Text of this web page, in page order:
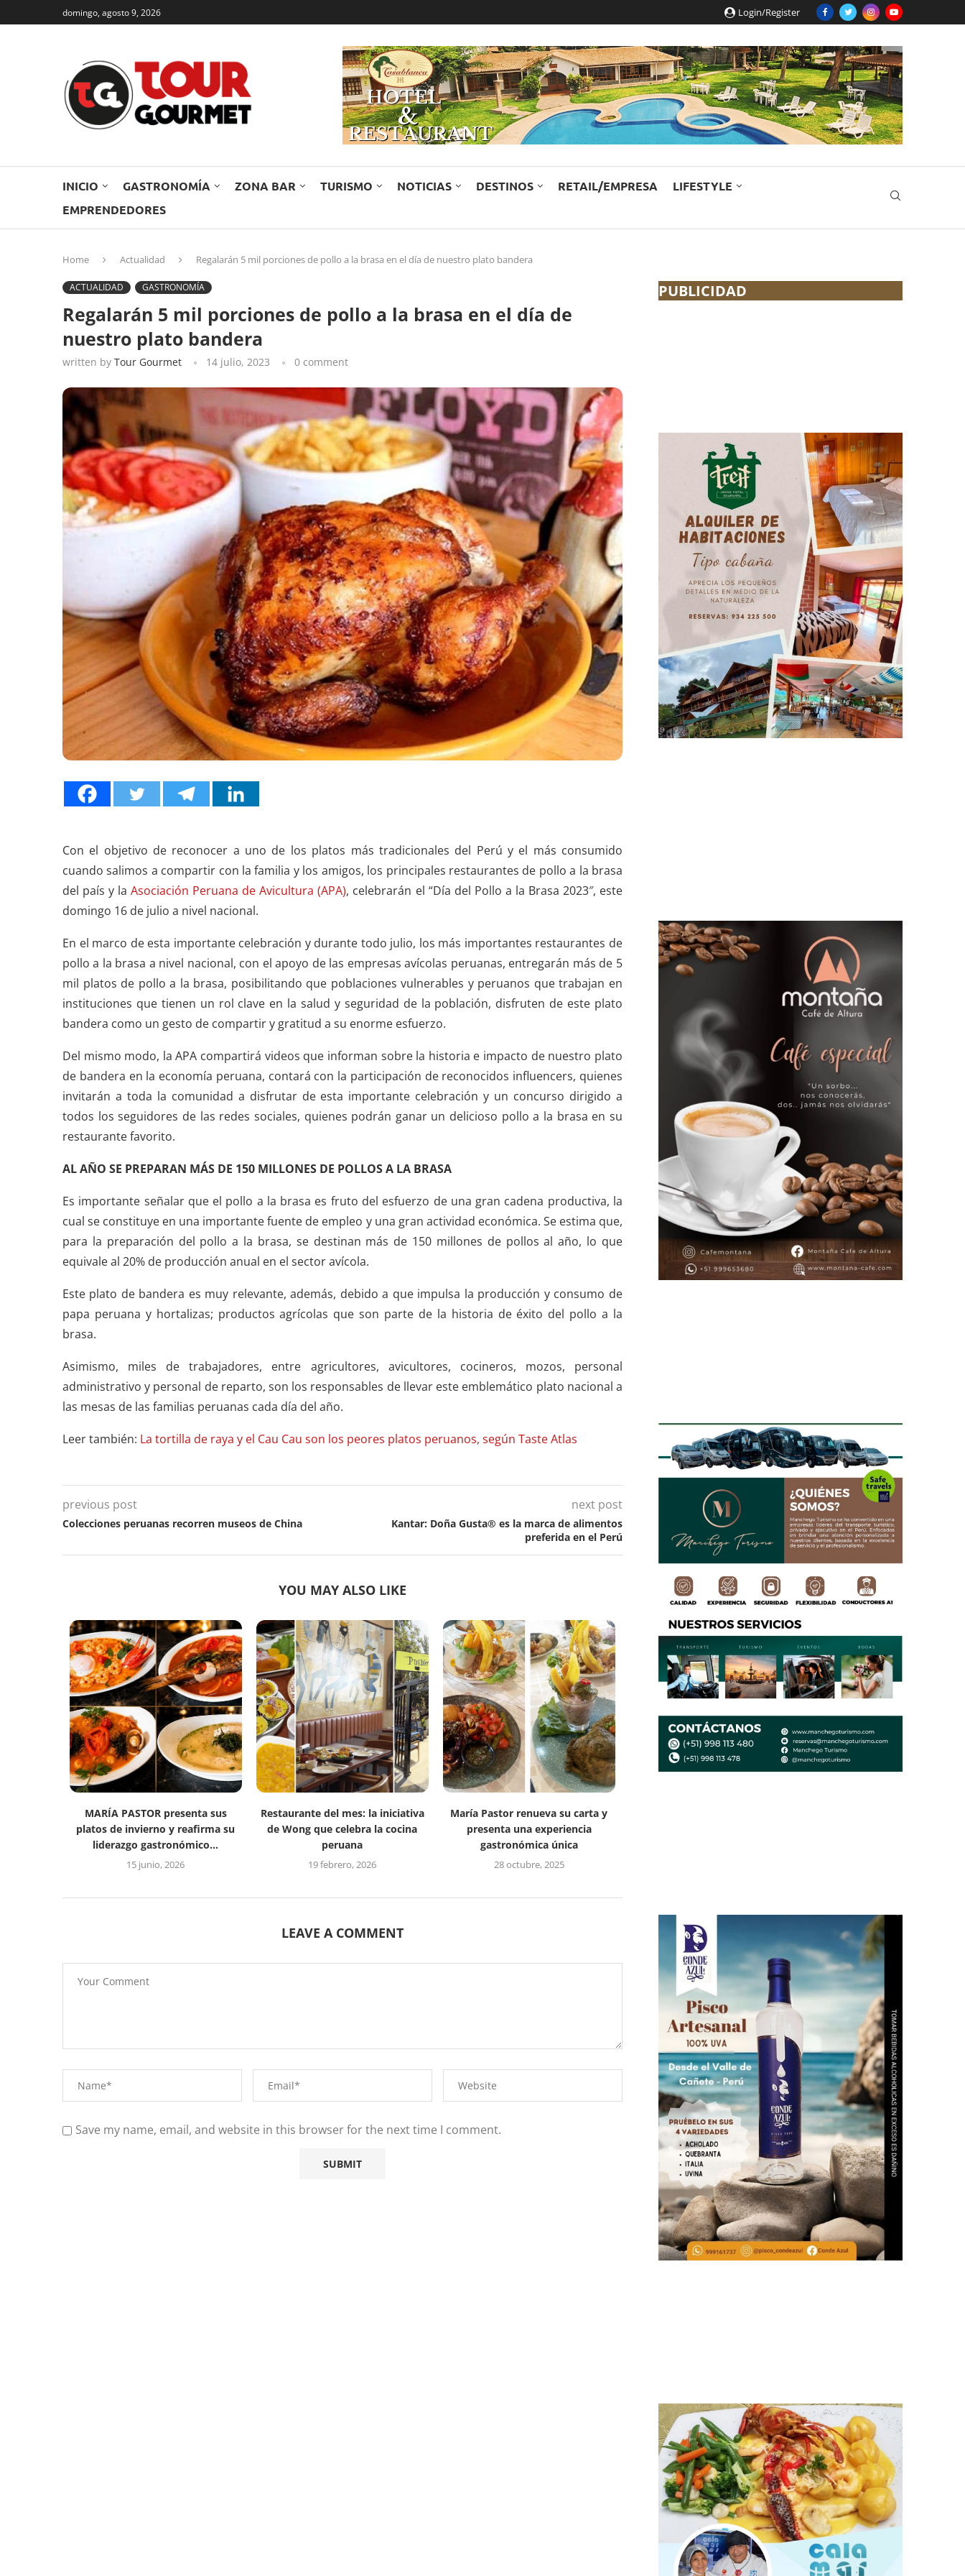
domingo, agosto 9, 2026 Login/Register
INICIO GASTRONOMÍA ZONA BAR TURISMO NOTICIAS DESTINOS RETAIL/EMPRESA
LIFESTYLE
EMPRENDEDORES
Home Actualidad Regalarán 5 mil porciones de pollo a la brasa en el día de nuestro plato bandera
ACTUALIDAD GASTRONOMÍA
Regalarán 5 mil porciones de pollo a la brasa en el día de
nuestro plato bandera
written by Tour Gourmet 14 julio, 2023 0 comment
Con el objetivo de reconocer a uno de los platos más tradicionales del Perú y el más consumido
cuando salimos a compartir con la familia y los amigos, los principales restaurantes de pollo a la brasa
del país y laAsociación Peruana de Avicultura (APA), celebrarán el “Día del Pollo a la Brasa 2023″, este
domingo 16 de julio a nivel nacional.
En el marco de esta importante celebración y durante todo julio, los más importantes restaurantes de
pollo a la brasa a nivel nacional, con el apoyo de las empresas avícolas peruanas, entregarán más de 5
mil platos de pollo a la brasa, posibilitando que poblaciones vulnerables y peruanos que trabajan en
instituciones que tienen un rol clave en la salud y seguridad de la población, disfruten de este plato
bandera como un gesto de compartir y gratitud a su enorme esfuerzo.
Del mismo modo, la APA compartirá videos que informan sobre la historia e impacto de nuestro plato
de bandera en la economía peruana, contará con la participación de reconocidos influencers, quienes
invitarán a toda la comunidad a disfrutar de esta importante celebración y un concurso dirigido a
todos los seguidores de las redes sociales, quienes podrán ganar un delicioso pollo a la brasa en su
restaurante favorito.
AL AÑO SE PREPARAN MÁS DE 150 MILLONES DE POLLOS A LA BRASA
Es importante señalar que el pollo a la brasa es fruto del esfuerzo de una gran cadena productiva, la
cual se constituye en una importante fuente de empleo y una gran actividad económica. Se estima que,
para la preparación del pollo a la brasa, se destinan más de 150 millones de pollos al año, lo que
equivale al 20% de producción anual en el sector avícola.
Este plato de bandera es muy relevante, además, debido a que impulsa la producción y consumo de
papa peruana y hortalizas; productos agrícolas que son parte de la historia de éxito del pollo a la
brasa.
Asimismo, miles de trabajadores, entre agricultores, avicultores, cocineros, mozos, personal
administrativo y personal de reparto, son los responsables de llevar este emblemático plato nacional a
las mesas de las familias peruanas cada día del año.
Leer también: La tortilla de raya y el Cau Cau son los peores platos peruanos, según Taste Atlas
previous post
Colecciones peruanas recorren museos de China
next post
Kantar: Doña Gusta® es la marca de alimentos
preferida en el Perú
YOU MAY ALSO LIKE
MARÍA PASTOR presenta sus
platos de invierno y reafirma su
liderazgo gastronómico...
15 junio, 2026
Restaurante del mes: la iniciativa
de Wong que celebra la cocina
peruana
19 febrero, 2026
María Pastor renueva su carta y
presenta una experiencia
gastronómica única
28 octubre, 2025
LEAVE A COMMENT
Save my name, email, and website in this browser for the next time I comment.
PUBLICIDAD